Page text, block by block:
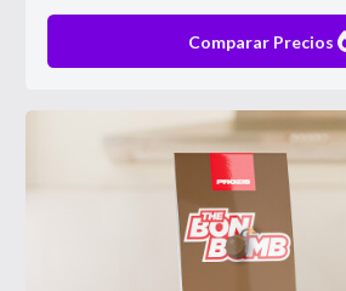
Comparar Precios